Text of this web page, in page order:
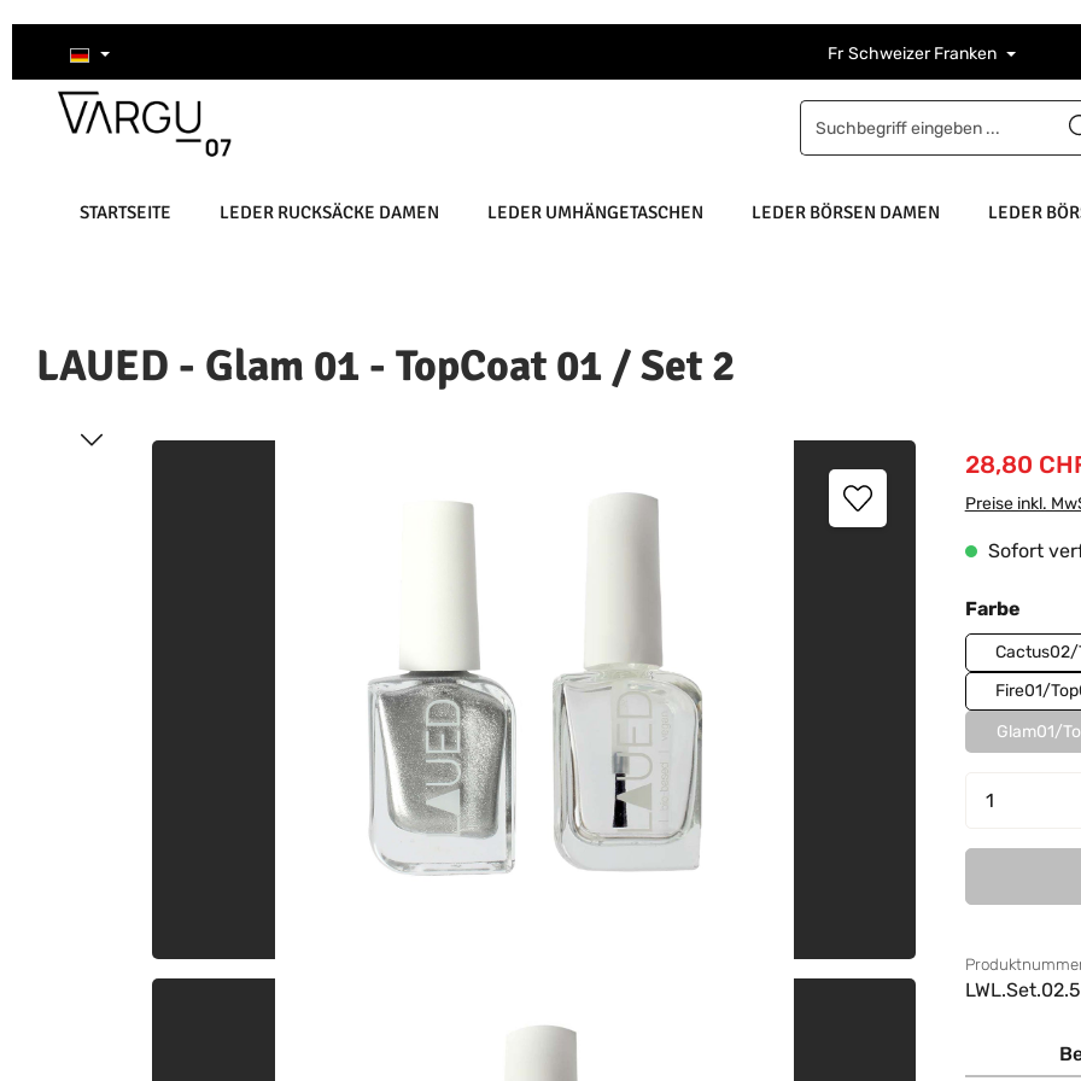
Hauptinhalt springen
Zur Suche springen
Zur Hauptnavigation springen Fr Schweizer Franken
STARTSEITE LEDER RUCKSÄCKE DAMEN LEDER UMHÄNGETASCHEN LEDER BÖRSEN DAMEN LEDER
LAUED - Glam 01 - TopCoat 01 / Set 2
Bildergalerie überspringen 28,80
Preise inkl.
Sofort
Farbe
Cactus02/
Fire01/
Glam01/
LWL.Set.02.5